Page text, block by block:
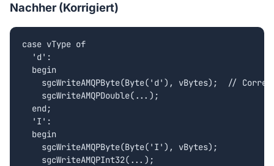
Nachher (Korrigiert)
case vType of
  'd':
  begin
sgcWriteAMQPByte(Byte('d'), vBytes);  //
    sgcWriteAMQPDouble(...);
  end;
  'I':
  begin
    sgcWriteAMQPByte(Byte('I'), vBytes);
    sgcWriteAMQPInt32(...);